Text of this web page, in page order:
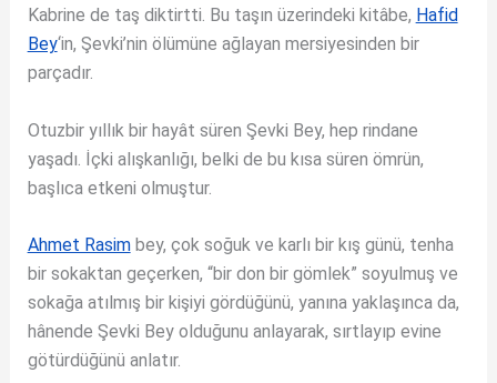
Kabrine de taş diktirtti. Bu taşın üzerindeki kitâbe, Hafid
Bey‘in, Şevki’nin ölümüne ağlayan mersiyesinden bir
parçadır.
Otuzbir yıllık bir hayât süren Şevki Bey, hep rindane
yaşadı. İçki alışkanlığı, belki de bu kısa süren ömrün,
başlıca etkeni olmuştur.
Ahmet Rasimbey, çok soğuk ve karlı bir kış günü, tenha
bir sokaktan geçerken, “bir don bir gömlek” soyulmuş ve
sokağa atılmış bir kişiyi gördüğünü, yanına yaklaşınca da,
hânende Şevki Bey olduğunu anlayarak, sırtlayıp evine
götürdüğünü anlatır.